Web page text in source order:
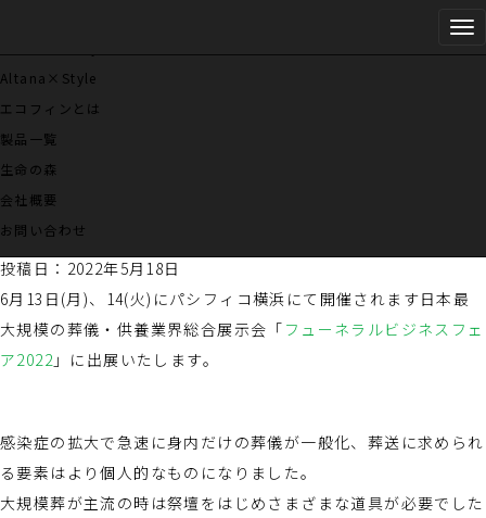
Altana×Style
エコフィンとは
製品一覧
生命の森
会社概要
お問い合わせ
お知らせ
フューネラルビジネスフェア
2022に出展いたします。
投稿日：2022年5月18日
6月13日(月)、14(火)にパシフィコ横浜にて開催されます日本最
大規模の葬儀・供養業界総合展示会「 フューネラルビジネスフェ
ア2022 」に出展いたします。
感染症の拡大で急速に身内だけの葬儀が一般化、葬送に求められ
る要素はより個人的なものになりました。
大規模葬が主流の時は祭壇をはじめさまざまな道具が必要でした